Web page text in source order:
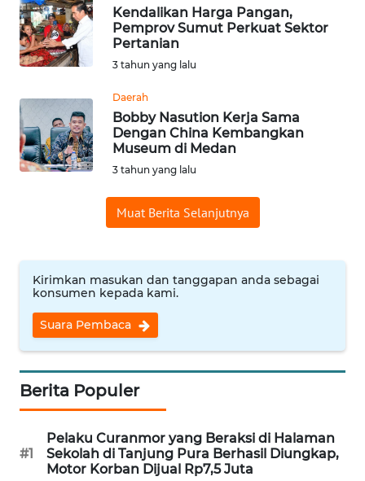
Kendalikan Harga Pangan,
Pemprov Sumut Perkuat Sektor
Pertanian
3 tahun yang lalu
Daerah
Bobby Nasution Kerja Sama
Dengan China Kembangkan
Museum di Medan
3 tahun yang lalu
Muat Berita Selanjutnya
Kirimkan masukan dan tanggapan anda sebagai
konsumen kepada kami.
Suara Pembaca
Berita Populer
#1
Pelaku Curanmor yang Beraksi di Halaman
Sekolah di Tanjung Pura Berhasil Diungkap,
Motor Korban Dijual Rp7,5 Juta
WN
TANGERANG
WN
CIREBON
KUNINGAN
WN
WN
SUBANG
WN
SUKABUMI